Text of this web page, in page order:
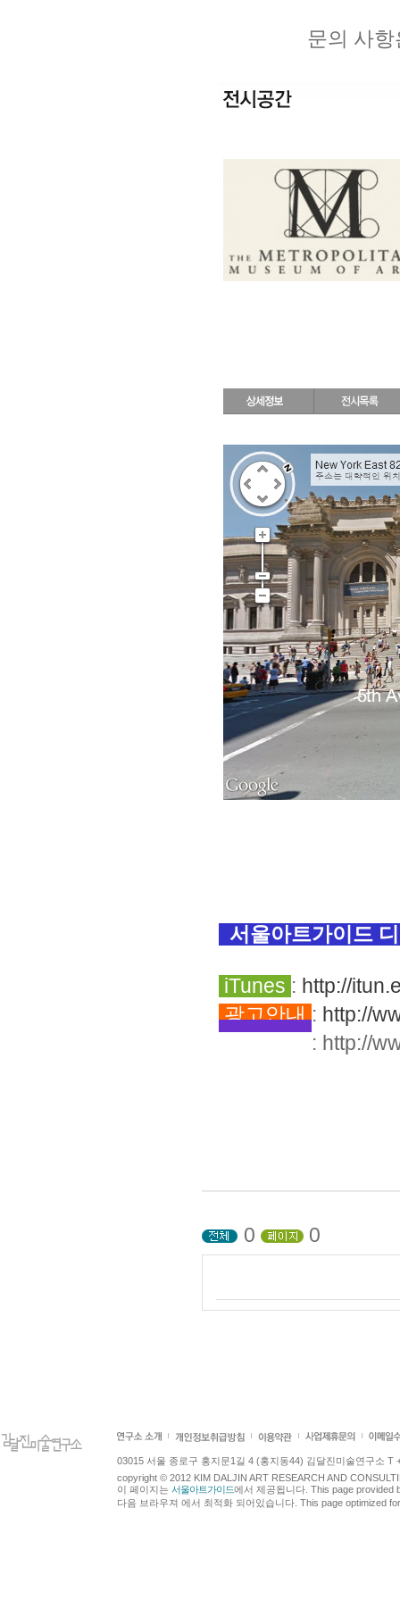
문의 사
서울아트가이드
iTunes : http://
광고안내: http://
: http://
0 0
03015 서울 종로구 홍지문1길 4 (홍지동44) 김달진미술연구소 T
copyright © 2012 KIM DALJIN ART RESEARCH AND
이 페이지는 서울아트가이드에서 제공됩니다. This page provided
다음 브라우져 에서 최적화 되어있습니다. This page optimized